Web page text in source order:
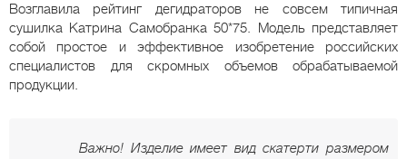
Возглавила рейтинг дегидраторов не совсем типичная
сушилка Катрина Самобранка 50*75. Модель представляет
собой простое и эффективное изобретение российских
специалистов для скромных объемов обрабатываемой
продукции.
Важно! Изделие имеет вид скатерти размером